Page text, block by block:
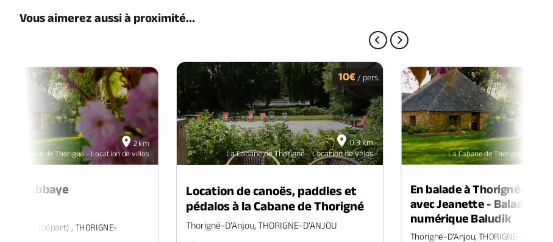
Vous aimerez aussi à proximité...
2 km
La Cabane de Thorigné - Location de vélos
de l'Abbaye
D'Anjou (départ) , THORIGNE-
0.3 km
La Cabane de Thorigné - Location de vélos
10€ / pers.
Location de canoës, paddles et
pédalos à la Cabane de Thorigné
Thorigné-D'Anjou, THORIGNE-D'ANJOU
La Cabane de Thorigné -
En balade à Thorigné-
avec Jeanette - Balade
numérique Baludik
Thorigné-D'Anjou, THORIGNE-D'ANJOU